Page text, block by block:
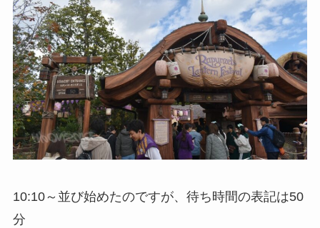
10:10～並び始めたのですが、 待ち時間の表記は50
分